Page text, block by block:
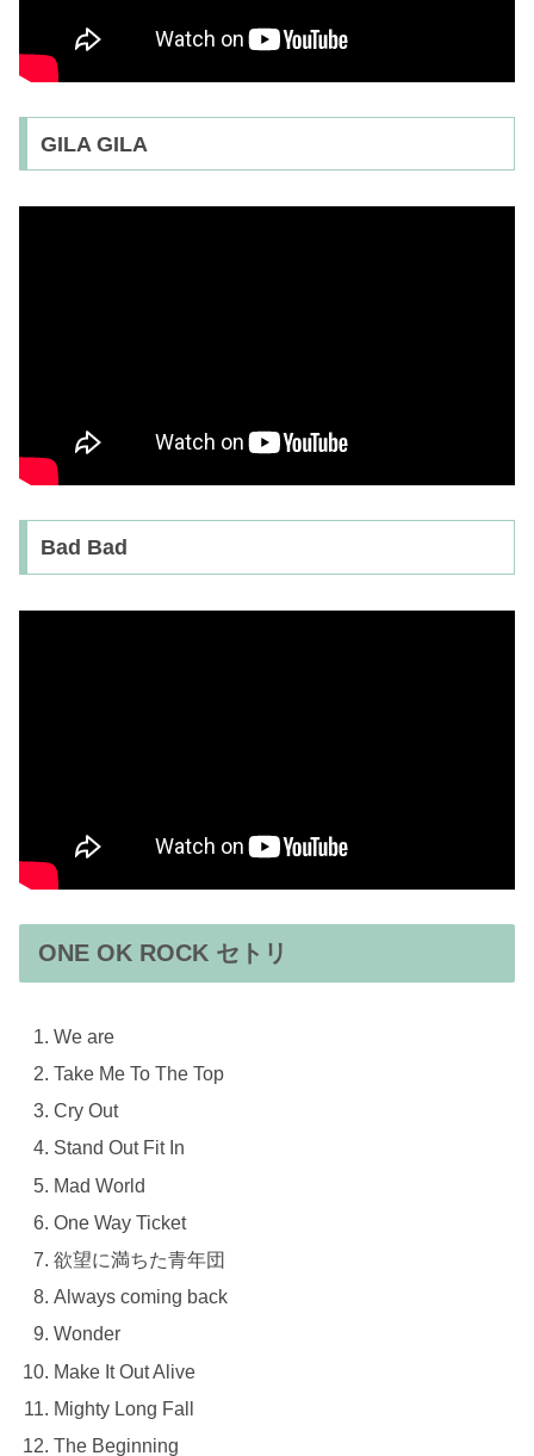
GILA GILA
Bad Bad
ONE OK ROCK セトリ
We are
Take Me To The Top
Cry Out
Stand Out Fit In
Mad World
One Way Ticket
欲望に満ちた青年団
Always coming back
Wonder
Make It Out Alive
Mighty Long Fall
The Beginning